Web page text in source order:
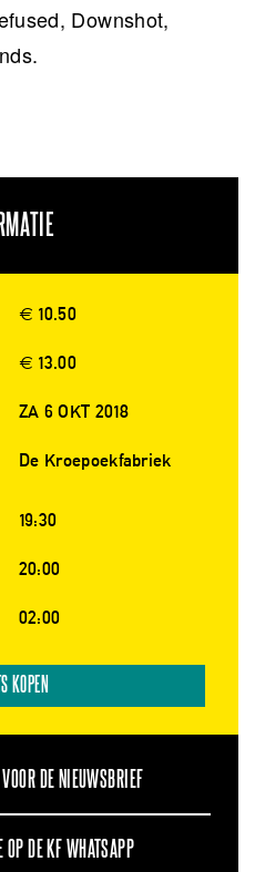
Downshot,
€ 10.50
€ 13.00
ZA 6 OKT 2018
De Kroepoekfabriek
19:30
20:00
02:00
KOPEN
DE NIEUWSBRIEF
OP DE KF WHATSAPP